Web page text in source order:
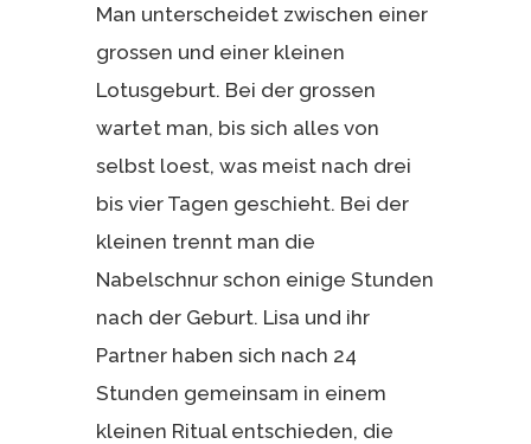
Man unterscheidet zwischen einer
grossen und einer kleinen
Lotusgeburt. Bei der grossen
wartet man, bis sich alles von
selbst loest, was meist nach drei
bis vier Tagen geschieht. Bei der
kleinen trennt man die
Nabelschnur schon einige Stunden
nach der Geburt. Lisa und ihr
Partner haben sich nach 24
Stunden gemeinsam in einem
kleinen Ritual entschieden, die